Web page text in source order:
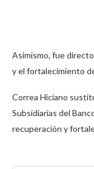
Asimismo, fue
y el fortalecimiento
Correa Hiciano
Subsidiarias del
recuperación y